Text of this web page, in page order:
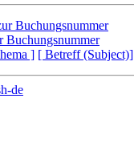
Buchungsnummer
Buchungsnummer
] [ Betreff (Subject)]
de